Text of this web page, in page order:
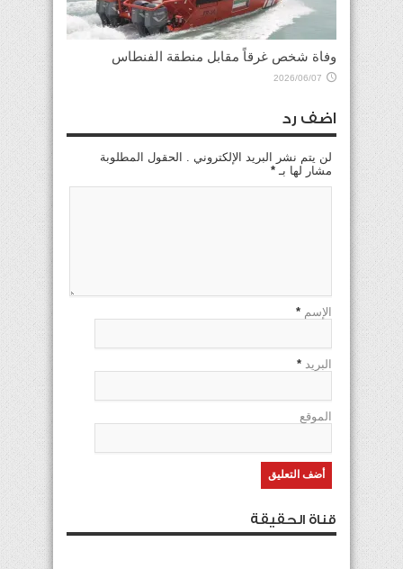
وفاة شخص غرقاً مقابل منطقة الفنطاس
2026/06/07
اضف رد
لن يتم نشر البريد الإلكتروني . الحقول المطلوبة
مشار لها بـ *
الإسم *
البريد *
الموقع
قناة الحقيقة